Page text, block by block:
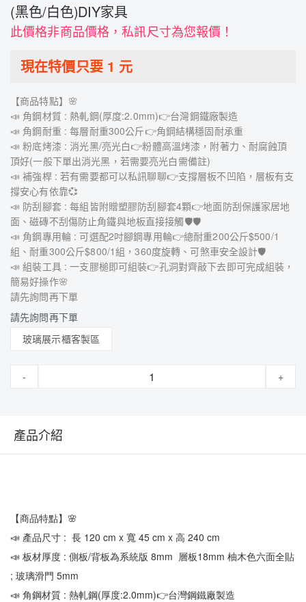
(黑色/白色)DIY家具
此價格非商品價格，私訊尺寸為您報價！
現在特價只要 1 元
【商品特點】🌸
📣 角鋼材質 : 熱軋鋼(厚度:2.0mm)👉台灣鋼鐵廠製造
📣 角鋼耐重 : 每層耐重300公斤👉角鋼結構穩固耐承重
📣 粉底烤漆 : 消光黑/亮光白👉粉體高溫烤漆，附著力、耐腐蝕頂
頂好(一般下單出消光黑，若需要亮光白需備註)
📣 補強桿 : 若有需要都可以私訊聊聊👉支撐層板不凹陷，層板有支
撐安心有依靠💞
📣 防刮腳套 : 每組皆附贈塑膠防刮腳套4顆👉地面防刮保護家居地
面、磁磚不刮傷防止角鐵與地板直接接觸🛡🛡
📣 角鋼專用輪 : 可選配2吋腳鋼專用輪👉總耐重200公斤$500/1
組、耐重300公斤$800/1組，360度旋轉、可煞車安全設計🛡
📣 組裝工具 : 一支膠槌即可組裝👉孔洞對齊敲下去即可完成組裝，
簡易好操作🌸
請先詢問再下單
請先詢問再下單
玻璃展示櫃客製區
- +
產品介紹
【商品特點】🌸
📣 產品尺寸 :  長 120 cm x 寬 45 cm x 高 240 cm
📣 板材厚度 : 側板/背板為系統版 8mm  層板18mm 柚木色六面全貼
; 玻璃滑門 5mm
📣 角鋼材質 : 熱軋鋼(厚度:2.0mm)👉台灣鋼鐵廠製造